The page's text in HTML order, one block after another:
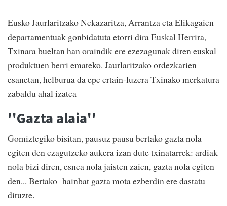
Eusko Jaurlaritzako Nekazaritza, Arrantza eta Elikagaien
departamentuak gonbidatuta etorri dira Euskal Herrira,
Txinara bueltan han oraindik ere ezezagunak diren euskal
produktuen berri emateko. Jaurlaritzako ordezkarien
esanetan, helburua da epe ertain-luzera Txinako merkatura
zabaldu ahal izatea
''Gazta alaia''
Gomiztegiko bisitan, pausuz pausu bertako gazta nola
egiten den ezagutzeko aukera izan dute txinatarrek: ardiak
nola bizi diren, esnea nola jaisten zaien, gazta nola egiten
den... Bertako hainbat gazta mota ezberdin ere dastatu
dituzte.